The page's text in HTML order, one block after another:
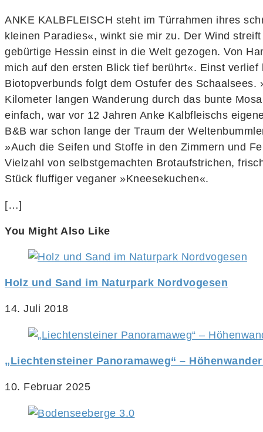
ANKE KALBFLEISCH steht im Türrahmen ihres
kleinen Paradies«, winkt sie mir zu. Der Wind
gebürtige Hessin einst in die Welt gezogen. Von
mich auf den ersten Blick tief berührt«. Einst
Biotopverbunds folgt dem Ostufer des
Kilometer langen Wanderung durch das bunte
einfach, war vor 12 Jahren Anke Kalbfleischs
B&B war schon lange der Traum der
»Auch die Seifen und Stoffe in den Zimmern und
Vielzahl von selbstgemachten Brotaufstrichen,
Stück fluffiger veganer »Kneesekuchen«.
[…]
You Might Also Like
Holz und Sand im Naturpark Nordvogesen
14. Juli 2018
„Liechtensteiner Panoramaweg“ –
10. Februar 2025